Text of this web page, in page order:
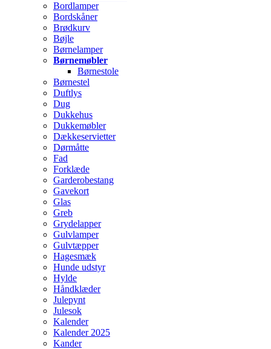
Bordlamper
Bordskåner
Brødkurv
Bøjle
Børnelamper
Børnemøbler
Børnestole
Børnestel
Duftlys
Dug
Dukkehus
Dukkemøbler
Dækkeservietter
Dørmåtte
Fad
Forklæde
Garderobestang
Gavekort
Glas
Greb
Grydelapper
Gulvlamper
Gulvtæpper
Hagesmæk
Hunde udstyr
Hylde
Håndklæder
Julepynt
Julesok
Kalender
Kalender 2025
Kander